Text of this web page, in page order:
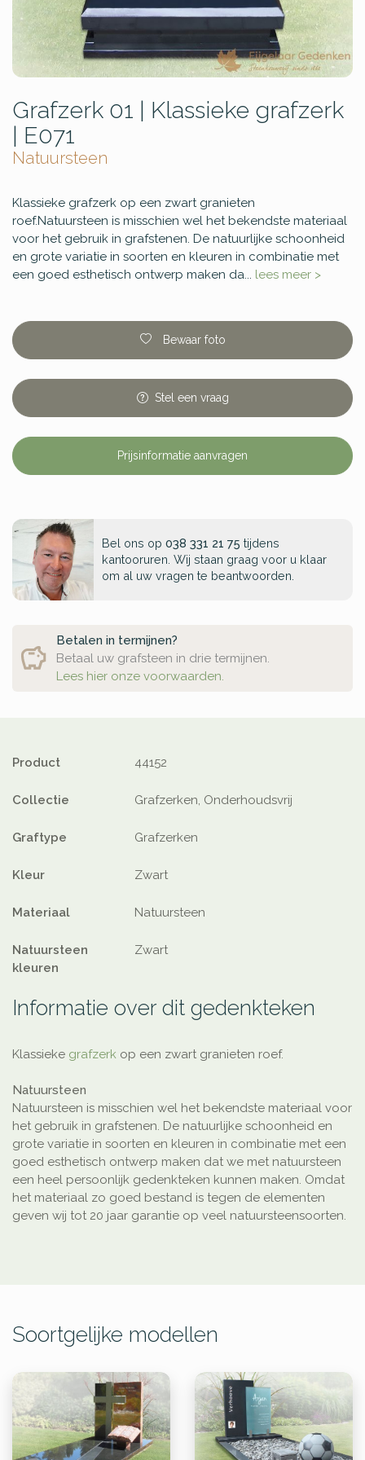
Grafzerk 01 | Klassieke grafzerk
| E071
Natuursteen
Klassieke grafzerk op een zwart granieten
roef.Natuursteen is misschien wel het bekendste materiaal
voor het gebruik in grafstenen. De natuurlijke schoonheid
en grote variatie in soorten en kleuren in combinatie met
een goed esthetisch ontwerp maken da... lees meer >
Bewaar foto
Stel een vraag
Prijsinformatie aanvragen
Bel ons op 038 331 21 75 tijdens
kantooruren. Wij staan graag voor u klaar
om al uw vragen te beantwoorden.
Betalen in termijnen?
Betaal uw grafsteen in drie termijnen.
Lees hier onze voorwaarden.
Product 44152
Collectie Grafzerken, Onderhoudsvrij
Graftype Grafzerken
Kleur Zwart
Materiaal Natuursteen
Natuursteen
kleuren
Zwart
Informatie over dit gedenkteken
Klassieke grafzerk op een zwart granieten roef.
Natuursteen
Natuursteen is misschien wel het bekendste materiaal voor
het gebruik in grafstenen. De natuurlijke schoonheid en
grote variatie in soorten en kleuren in combinatie met een
goed esthetisch ontwerp maken dat we met natuursteen
een heel persoonlijk gedenkteken kunnen maken. Omdat
het materiaal zo goed bestand is tegen de elementen
geven wij tot 20 jaar garantie op veel natuursteensoorten.
Soortgelijke modellen